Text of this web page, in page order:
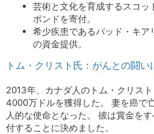
芸術と文化を育成するスコ
ポンドを寄付。
希少疾患であるバッド・キ
の資金提供。
トム・クリスト氏：がんとの闘
2013年、カナダ人のトム・クリス
4000万ドルを獲得した。 妻を癌で
人的な使命となった。 彼は賞金を
付することに決めました。